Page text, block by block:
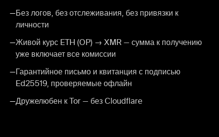
—Без логов, без отслеживания, без привязки к
личности
—Живой курс ETH (OP) → XMR — сумма к получению
уже включает все комиссии
—Гарантийное письмо и квитанция с подписью
Ed25519, проверяемые офлайн
—Дружелюбен к Tor — без Cloudflare